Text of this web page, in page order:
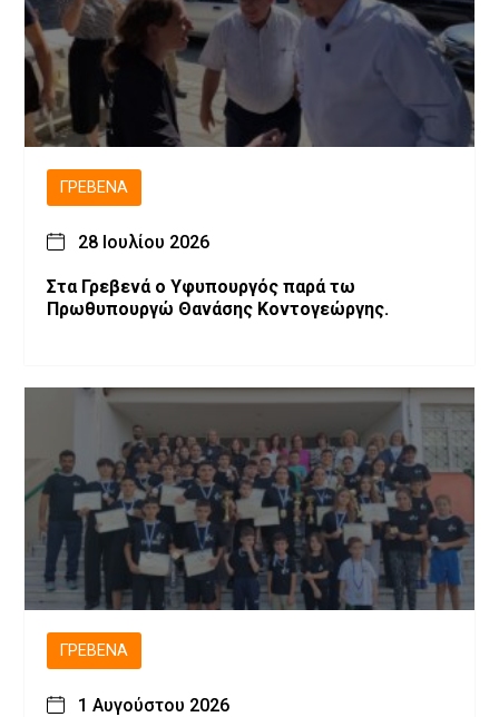
ΓΡΕΒΕΝΆ
28 Ιουλίου 2026
Στα Γρεβενά ο Υφυπουργός παρά τω
Πρωθυπουργώ Θανάσης Κοντογεώργης.
ΓΡΕΒΕΝΆ
1 Αυγούστου 2026